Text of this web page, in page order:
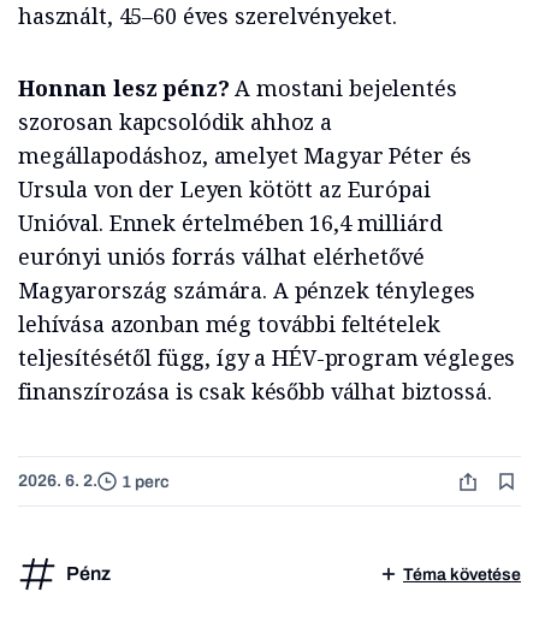
használt, 45–60 éves szerelvényeket.
Honnan lesz pénz? A mostani bejelentés
szorosan kapcsolódik ahhoz a
megállapodáshoz, amelyet Magyar Péter és
Ursula von der Leyen kötött az Európai
Unióval. Ennek értelmében 16,4 milliárd
eurónyi uniós forrás válhat elérhetővé
Magyarország számára. A pénzek tényleges
lehívása azonban még további feltételek
teljesítésétől függ, így a HÉV-program végleges
finanszírozása is csak később válhat biztossá.
2026. 6. 2. 1 perc
Pénz Téma követése